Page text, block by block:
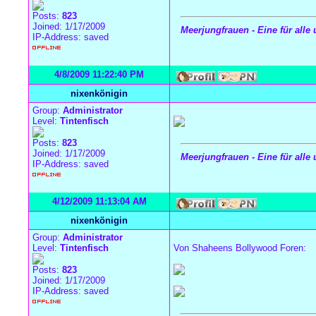
Posts: 823
Joined: 1/17/2009
IP-Address: saved
Meerjungfrauen - Eine für alle
4/8/2009 11:22:40 PM
nixenkönigin
Group: Administrator
Level: Tintenfisch
Posts: 823
Joined: 1/17/2009
IP-Address: saved
Meerjungfrauen - Eine für alle
4/12/2009 11:13:04 AM
nixenkönigin
Group: Administrator
Level: Tintenfisch
Posts: 823
Joined: 1/17/2009
IP-Address: saved
Von Shaheens Bollywood Foren: